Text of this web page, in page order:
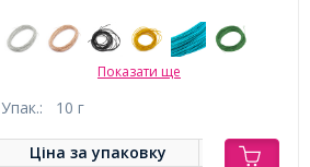
Показати ще
Упак.: 10 г
Ціна заупаковку